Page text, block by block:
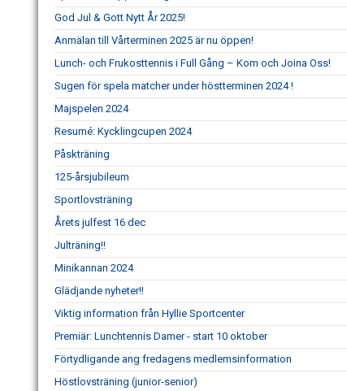
God Jul & Gott Nytt År 2025!
Anmälan till Vårterminen 2025 är nu öppen!
Lunch- och Frukosttennis i Full Gång – Kom och Joina Oss!
Sugen för spela matcher under höstterminen 2024 !
Majspelen 2024
Resumé: Kycklingcupen 2024
Påskträning
125-årsjubileum
Sportlovsträning
Årets julfest 16 dec
Julträning!!
Minikannan 2024
Glädjande nyheter!!
Viktig information från Hyllie Sportcenter
Premiär: Lunchtennis Damer - start 10 oktober
Förtydligande ang fredagens medlemsinformation
Höstlovsträning (junior-senior)